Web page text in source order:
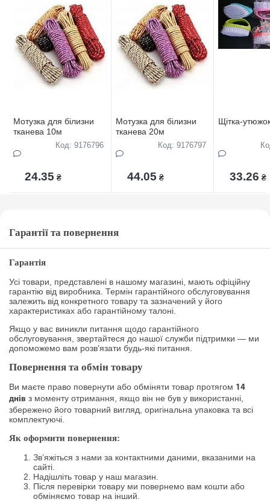
Мотузка для бiлизни
тканева 10м
Код: 9176796
24.35 ₴
Мотузка для бiлизни
тканева 20м
Код: 9176797
44.05 ₴
Щiтка-
33.26 ₴
Гарантії та повернення
Гарантія
Усі товари, представлені в нашому магазині, мають офіційну
гарантію від виробника. Термін гарантійного обслуговування
залежить від конкретного товару та зазначений у його
характеристиках або гарантійному талоні.
Якщо у вас виникли питання щодо гарантійного
обслуговування, звертайтеся до нашої служби підтримки — ми
допоможемо вам розв’язати будь-які питання.
Повернення та обмін товару
Ви маєте право повернути або обміняти товар протягом 14
днів з моменту отримання, якщо він не був у використанні,
збережено його товарний вигляд, оригінальна упаковка та всі
комплектуючі.
Як оформити повернення:
Зв’яжіться з нами за контактними даними, вказаними на
сайті.
Надішліть товар у наш магазин.
Після перевірки товару ми повернемо вам кошти або
обміняємо товар на інший.